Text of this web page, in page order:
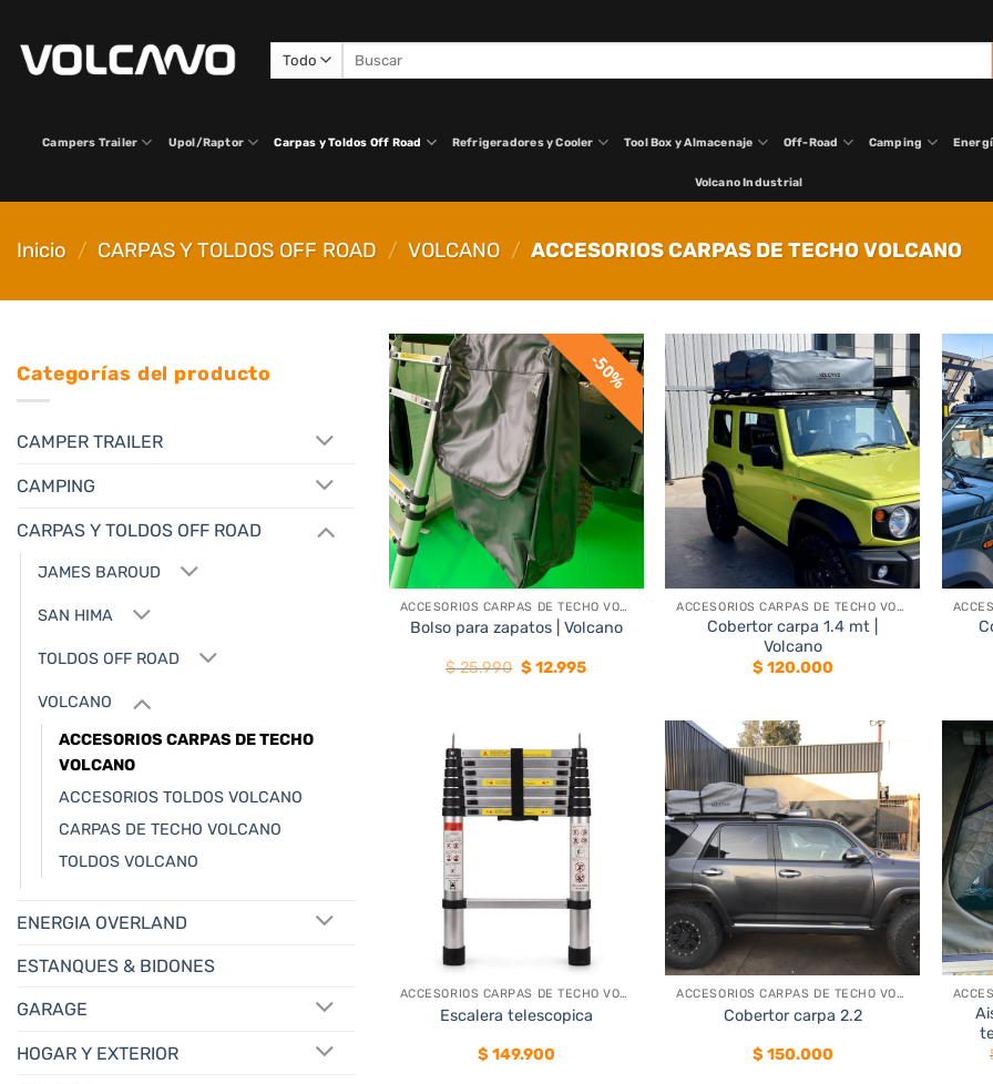
contenido
Buscar
Campers Trailer Upol/Raptor Carpas y Toldos Off Road Refrigeradores y Cooler Tool Box y Almacenaje Off-Road Camping
Volcano Industrial
Inicio / CARPAS Y TOLDOS OFF ROAD / VOLCANO / ACCESORIOS CARPAS DE TECHO VOLCANO
Categorías del producto
CAMPER TRAILER
CAMPING
CARPAS Y TOLDOS OFF ROAD
JAMES BAROUD
SAN HIMA
TOLDOS OFF ROAD
VOLCANO
ACCESORIOS CARPAS DE TECHO
VOLCANO
ACCESORIOS TOLDOS VOLCANO
CARPAS DE TECHO VOLCANO
TOLDOS VOLCANO
ENERGIA OVERLAND
ESTANQUES & BIDONES
GARAGE
HOGAR Y EXTERIOR
50%
ACCESORIOS CARPAS DE TECHO VOLCANO
Bolso para zapatos | Volcano
$25.990 El
$ 25.990.
$ 12.995El
+
ACCESORIOS CARPAS DE TECHO VOLCANO
Cobertor carpa 1.4 mt |
Volcano
$ 120.000
ACCESORIOS CARPAS DE TECHO VOLCANO
Escalera telescopica
$ 149.900
+
ACCESORIOS CARPAS DE TECHO VOLCANO
Cobertor carpa 2.2
$ 150.000
+